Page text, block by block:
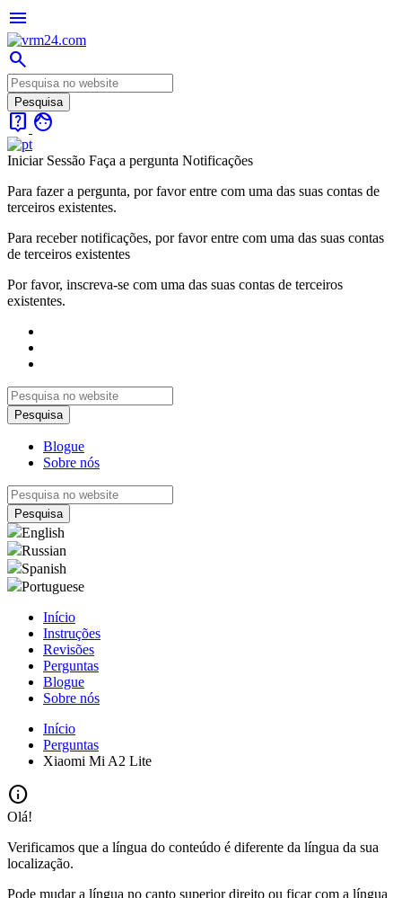
menu
search
live_help face
Iniciar Sessão Faça a pergunta Notificações
Para fazer a pergunta, por favor entre com uma das suas contas de
terceiros existentes.
Para receber notificações, por favor entre com uma das suas contas
de terceiros existentes
Por favor, inscreva-se com uma das suas contas de terceiros
existentes.
Blogue
Sobre nós
English
Russian
Spanish
Portuguese
Início
Instruções
Revisões
Perguntas
Blogue
Sobre nós
Início
Perguntas
Xiaomi Mi A2 Lite
info
Olá!
Verificamos que a língua do conteúdo é diferente da língua da sua
localização.
Pode mudar a língua no canto superior direito ou ficar com a língua